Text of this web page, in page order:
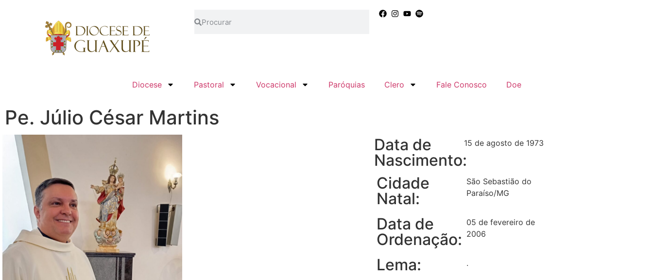
Diocese Pastoral Vocacional Paróquias Clero Fale Conosco Doe
Pe. Júlio César Martins
Data de
Nascimento:
15 de agosto de 1973
Cidade
Natal:
São Sebastião do
Paraíso/MG
Data de
Ordenação:
05 de fevereiro de
2006
Lema: .